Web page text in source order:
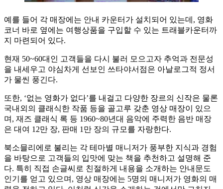
예를 들어 각 매장에는 안내 카운터가 설치되어 있는데, 영화
코너 바로 옆에는 여행상품을 구입할 수 있는 트래블카운터까
지 마련되어 있다.
현재 50~60대인 고객들을 다시 불러 모으고자 추억과 전문성
을 내세우고 야심차게 선보인 쓰타야서점은 아날로그적 정서
가 물씬 풍긴다.
또한, ‘없는 영화가 없다’를 내걸고 다양한 장르의 신작은 물론
국내외의 클래식한 작품 등을 골고루 갖춘 영상 매장이 있으
며, 재즈 클래식 록 등 1960~80년대 음악에 주력한 음반 매장
은 대여 12만 장, 판매 1만 장의 규모를 자랑한다.
북소믈리에로 불리는 각 테마별 매니저가 풍부한 지식과 경험
을 바탕으로 고객들의 입맛에 맞는 책을 추천하고 설명해 준
다. 특히 직접 손글씨로 친절하게 내용을 소개하는 안내문도
인기를 얻고 있으며, 영상 매장에는 5명의 매니저가 영화의 매